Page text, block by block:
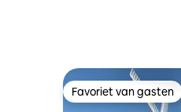
Favoriet van gasten
Favoriet van gasten